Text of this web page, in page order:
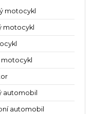
motocykl
motocykl
motocykl
automobil
automobil